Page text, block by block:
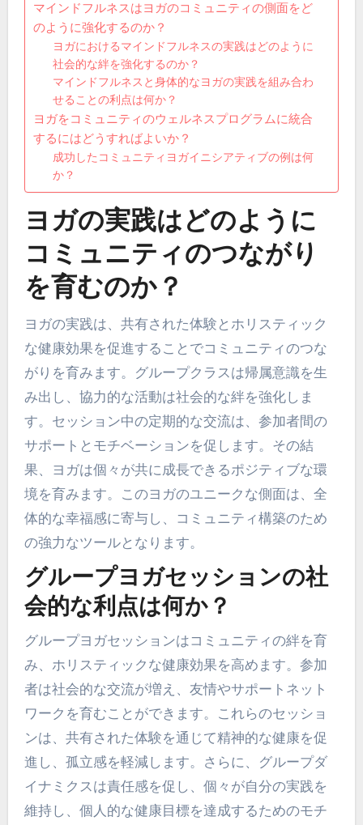
マインドフルネスはヨガのコミュニティの側面をど
のように強化するのか？
ヨガにおけるマインドフルネスの実践はどのように
社会的な絆を強化するのか？
マインドフルネスと身体的なヨガの実践を組み合わ
せることの利点は何か？
ヨガをコミュニティのウェルネスプログラムに統合
するにはどうすればよいか？
成功したコミュニティヨガイニシアティブの例は何
か？
ヨガの実践はどのように
コミュニティのつながり
を育むのか？
ヨガの実践は、共有された体験とホリスティック
な健康効果を促進することでコミュニティのつな
がりを育みます。グループクラスは帰属意識を生
み出し、協力的な活動は社会的な絆を強化しま
す。セッション中の定期的な交流は、参加者間の
サポートとモチベーションを促します。その結
果、ヨガは個々が共に成長できるポジティブな環
境を育みます。このヨガのユニークな側面は、全
体的な幸福感に寄与し、コミュニティ構築のため
の強力なツールとなります。
グループヨガセッションの社
会的な利点は何か？
グループヨガセッションはコミュニティの絆を育
み、ホリスティックな健康効果を高めます。参加
者は社会的な交流が増え、友情やサポートネット
ワークを育むことができます。これらのセッショ
ンは、共有された体験を通じて精神的な健康を促
進し、孤立感を軽減します。さらに、グループダ
イナミクスは責任感を促し、個々が自分の実践を
維持し、個人的な健康目標を達成するためのモチ